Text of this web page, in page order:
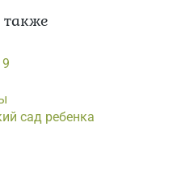
сад ребенка